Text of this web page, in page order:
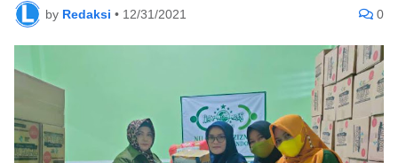
by Redaksi • 12/31/2021 0